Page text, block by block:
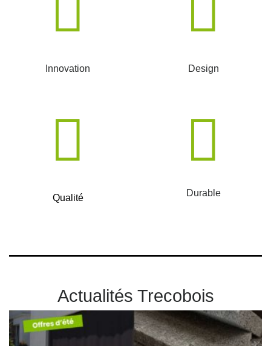
Innovation Design
Qualité Durable
Actualités Trecobois